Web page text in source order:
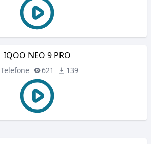
IQOO NEO 9 PRO
Telefone 621 139